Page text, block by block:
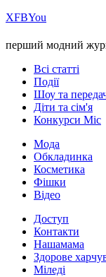
ХFBYou
перший модний
Всі статті
Події
Шоу та
Діти та сім'я
Конкурси Міс
Мода
Обкладинка
Косметика
Фішки
Відео
Доступ
Контакти
Нашамама
Здорове
Міледі